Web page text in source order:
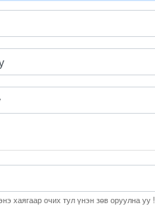
хаягаар очих тул үнэн зөв оруулна уу !